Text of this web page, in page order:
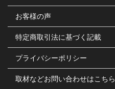
お客様の声
特定商取引法に基づく記載
プライバシーポリシー
取材などお問い合わせはこちら